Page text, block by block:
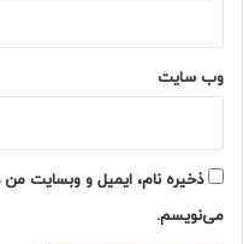
وب‌ سایت
ذخیره نام، ایمیل و وبسایت من
می‌نویسم.